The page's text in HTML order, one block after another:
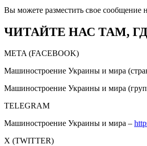
Вы можете разместить свое сообщение
ЧИТАЙТЕ НАС ТАМ,
META (FACEBOOK)
Машиностроение Украины и мира
Машиностроение Украины и мира
TELEGRAM
Машиностроение Украины и мира –
Х (TWITTER)